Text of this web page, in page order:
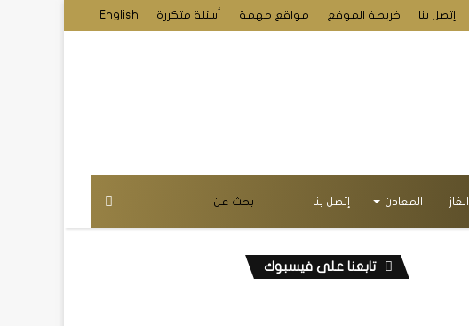
إتصل بنا خريطة الموقع مواقع مهمة أسئلة متكررة English
الغاز المعادن إتصل بنا
تابعنا على فيسبوك